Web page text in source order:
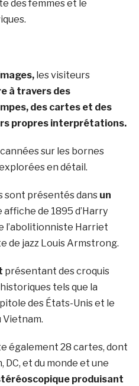
des femmes et le
les visiteurs
à travers des
des cartes et des
propres interprétations.
sur les bornes
en détail.
sont présentés dans un
affiche de 1895 d’Harry
l’abolitionniste Harriet
de jazz Louis Armstrong.
présentant des croquis
tels que la
des États-Unis et le
Vietnam.
également 28 cartes, dont
et du monde et une
produisant